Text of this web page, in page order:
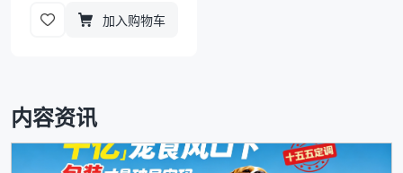
加入购物车
内容资讯